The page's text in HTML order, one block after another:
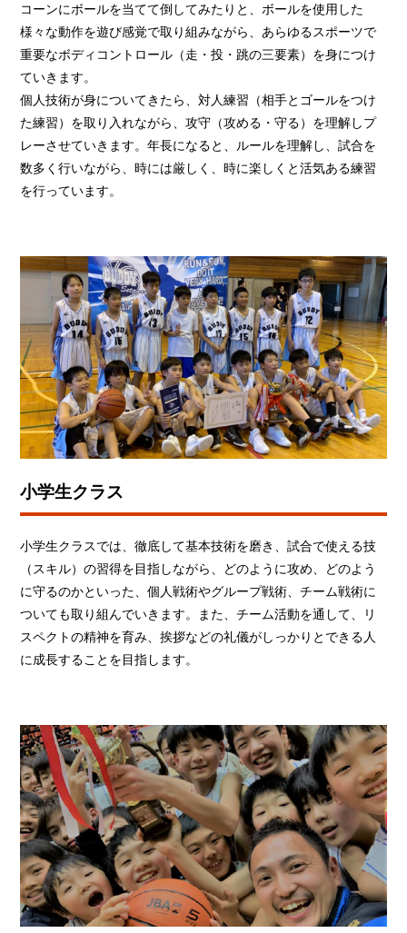
コーンにボールを当てて倒してみたりと、ボールを使用した
様々な動作を遊び感覚で取り組みながら、あらゆるスポーツで
重要なボディコントロール（走・投・跳の三要素）を身につけ
ていきます。
個人技術が身についてきたら、対人練習（相手とゴールをつけ
た練習）を取り入れながら、攻守（攻める・守る）を理解しプ
レーさせていきます。年長になると、ルールを理解し、試合を
数多く行いながら、時には厳しく、時に楽しくと活気ある練習
を行っています。
小学生クラス
小学生クラスでは、徹底して基本技術を磨き、試合で使える技
（スキル）の習得を目指しながら、どのように攻め、どのよう
に守るのかといった、個人戦術やグループ戦術、チーム戦術に
ついても取り組んでいきます。また、チーム活動を通して、リ
スペクトの精神を育み、挨拶などの礼儀がしっかりとできる人
に成長することを目指します。